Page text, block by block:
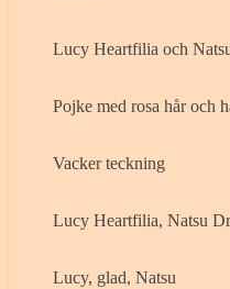
Lucy Heartfilia och
Pojke med rosa hår och
Vacker teckning
Lucy Heartfilia, Natsu
Lucy, glad, Natsu